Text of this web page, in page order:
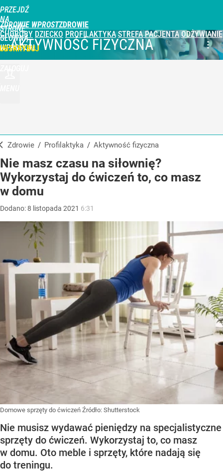
PRZEJDŹ
NA
STRONĘ
GŁÓWNĄ
WPROST.PL
ZDROWIE WPROST
CHOROBY DZIECKO PROFILAKTYKA STREFA PACJENTA ODŻYWIANIE
AKTYWNOŚĆ FIZYCZNA
Zdrowie / Profilaktyka / Aktywność fizyczna
Nie masz czasu na siłownię?
Wykorzystaj do ćwiczeń to, co masz
w domu
Dodano:8 listopada 2021 6:31
Domowe sprzęty do ćwiczeń Źródło: Shutterstock
Nie musisz wydawać pieniędzy na specjalistyczne
sprzęty do ćwiczeń. Wykorzystaj to, co masz
w domu. Oto meble i sprzęty, które nadają się
do treningu.